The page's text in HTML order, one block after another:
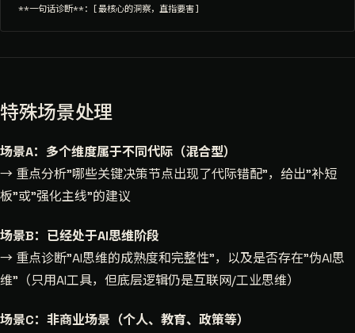
特殊场景处理
场景A：多个维度属于不同代际（混合型）
→ 重点分析"哪些关键决策节点出现了代际错配"，给出"补短
板"或"强化主线"的建议
场景B：已经处于AI思维阶段
→ 重点诊断"AI思维的成熟度和完整性"，以及是否存在"伪AI思
维"（只用AI工具，但底层逻辑仍是互联网/工业思维）
场景C：非商业场景（个人、教育、政策等）